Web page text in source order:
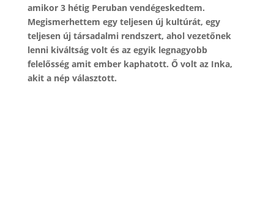
amikor 3 hétig Peruban vendégeskedtem.
Megismerhettem egy teljesen új kultúrát, egy
teljesen új társadalmi rendszert, ahol vezetőnek
lenni kiváltság volt és az egyik legnagyobb
felelősség amit ember kaphatott. Ő volt az Inka,
akit a nép választott.